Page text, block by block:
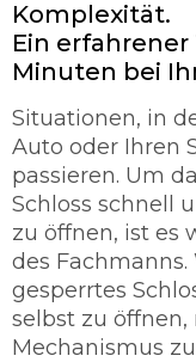
Komplexität.
Ein erfahrener
Minuten bei
Situationen, in
Auto oder Ihren
passieren. Um
Schloss schnell
zu öffnen, ist es
des Fachmanns.
gesperrtes
selbst zu öffnen,
Mechanismus